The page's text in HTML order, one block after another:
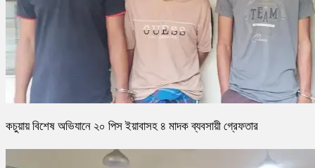
কচুয়ায় বিশেষ অভিযানে ২০ পিস ইয়াবাসহ ৪ মাদক ব্যবসায়ী গ্রেফতার